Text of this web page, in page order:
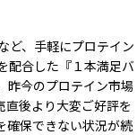
ど、手軽にプロテイン
配合した『１本満足バ
昨今のプロテイン市場
直後より大変ご好評を
確保できない状況が続